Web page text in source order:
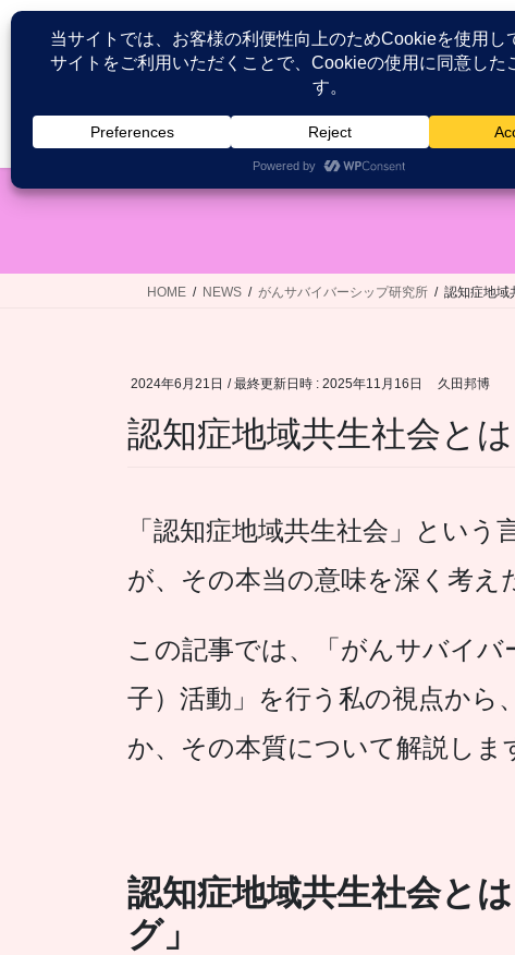
コ
ス
キ
ナ
ン
に
HOME 患者が語る医療接遇研究所
HOME NEWS がんサバイバーシップ研究所 認知症地域
2024年6月21日 / 最終更新日時 : 2025年11月16日 久田邦博
認知症地域共生社会とは
「認知症地域共生社会」とい
が、その本当の意味を深く考え
この記事では、「がんサバイ
子）活動」を行う私の視点から
か、その本質について解説しま
認知症地域共生社会と
グ」